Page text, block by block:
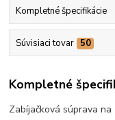
Kompletné špecifikácie
Súvisiaci tovar 50
Kompletné
Zabíjačková súprava